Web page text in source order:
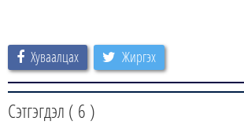
Хуваалцах Жиргэх
Сэтгэгдэл ( 6 )